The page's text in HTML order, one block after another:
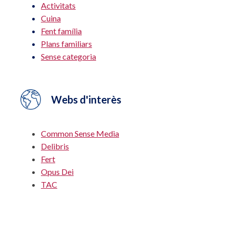
Activitats
Cuina
Fent família
Plans familiars
Sense categoria
Webs d'interès
Common Sense Media
Delibris
Fert
Opus Dei
TAC